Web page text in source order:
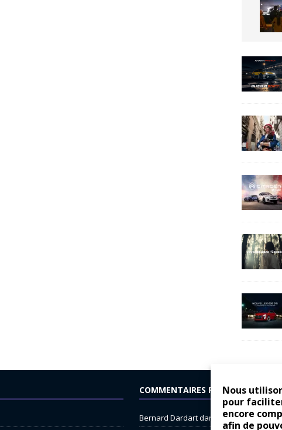
Nous
pour
encore
afin de
COMMENTAIRES RÉCENTS
Bernard Dardartdans Dacia Sandero :